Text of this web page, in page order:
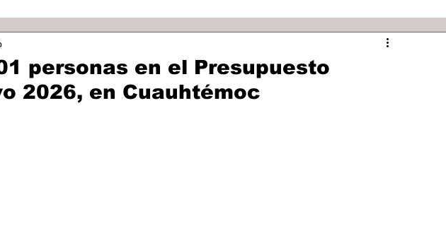
personas en el Presupuesto
2026, en Cuauhtémoc